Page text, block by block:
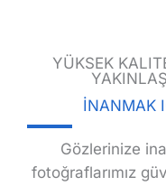
YÜKSEK
İNANMAK
Gözlerinize
fotoğraflarımız